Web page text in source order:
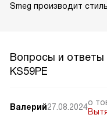
Smeg производит
Вопросы и ответы
KS59PE
Валерий27.08.2024о